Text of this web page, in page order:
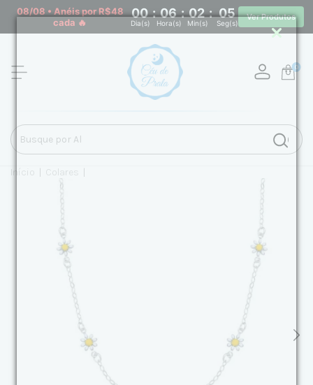
08/08 • Anéis por R$48
cada 🔥
00 : 06 : 02 : 04
Dia(s) Hora(s) Min(s) Seg(s)
Ver Produtos
0
Início Colares